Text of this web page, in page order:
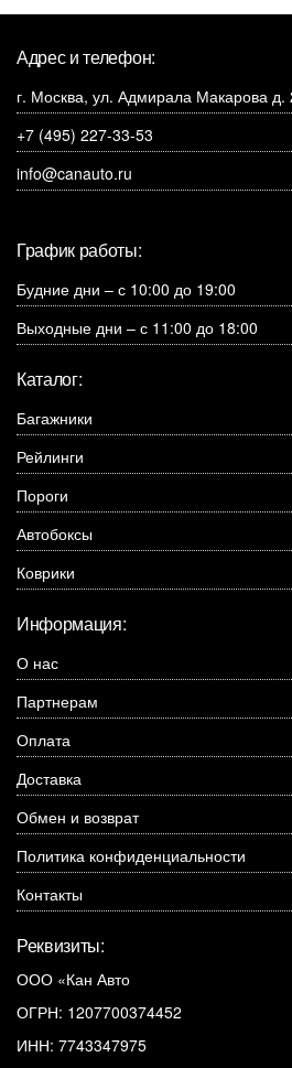
Адрес и телефон:
г. Москва, ул. Адмирала Макарова д.
+7 (495) 227-33-53
info@canauto.ru
График работы:
Будние дни – с 10:00 до 19:00
Выходные дни – с 11:00 до 18:00
Каталог:
Багажники
Рейлинги
Пороги
Автобоксы
Коврики
Информация:
О нас
Партнерам
Оплата
Доставка
Обмен и возврат
Политика конфиденциальности
Контакты
Реквизиты:
ООО «Кан Авто
ОГРН: 1207700374452
ИНН: 7743347975